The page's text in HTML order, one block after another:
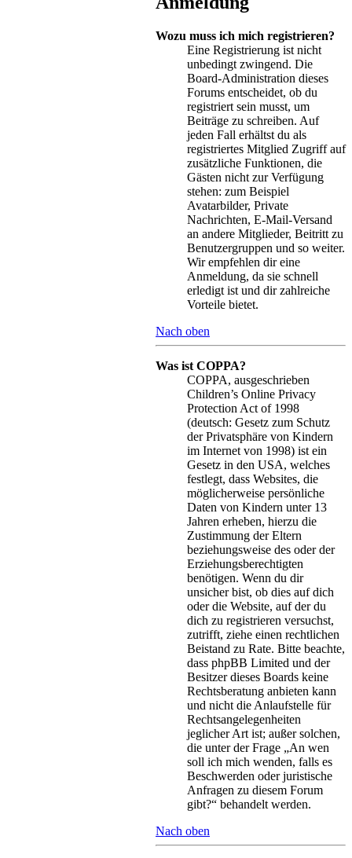
Wozu muss ich mich registrieren?
Eine Registrierung ist nicht
unbedingt zwingend. Die
Board-Administration dieses
Forums entscheidet, ob du
registriert sein musst, um
Beiträge zu schreiben. Auf
jeden Fall erhältst du als
registriertes Mitglied Zugriff auf
zusätzliche Funktionen, die
Gästen nicht zur Verfügung
stehen: zum Beispiel
Avatarbilder, Private
Nachrichten, E-Mail-Versand
an andere Mitglieder, Beitritt zu
Benutzergruppen und so weiter.
Wir empfehlen dir eine
Anmeldung, da sie schnell
erledigt ist und dir zahlreiche
Vorteile bietet.
Nach oben
Was ist COPPA?
COPPA, ausgeschrieben
Children’s Online Privacy
Protection Act of 1998
(deutsch: Gesetz zum Schutz
der Privatsphäre von Kindern
im Internet von 1998) ist ein
Gesetz in den USA, welches
festlegt, dass Websites, die
möglicherweise persönliche
Daten von Kindern unter 13
Jahren erheben, hierzu die
Zustimmung der Eltern
beziehungsweise des oder der
Erziehungsberechtigten
benötigen. Wenn du dir
unsicher bist, ob dies auf dich
oder die Website, auf der du
dich zu registrieren versuchst,
zutrifft, ziehe einen rechtlichen
Beistand zu Rate. Bitte beachte,
dass phpBB Limited und der
Besitzer dieses Boards keine
Rechtsberatung anbieten kann
und nicht die Anlaufstelle für
Rechtsangelegenheiten
jeglicher Art ist; außer solchen,
die unter der Frage „An wen
soll ich mich wenden, falls es
Beschwerden oder juristische
Anfragen zu diesem Forum
gibt?“ behandelt werden.
Nach oben